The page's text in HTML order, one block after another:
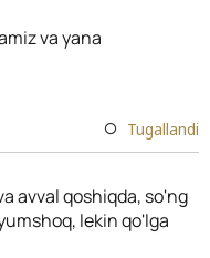
va yana
Tugallandi
avval qoshiqda, so'ng
lekin qo'lga